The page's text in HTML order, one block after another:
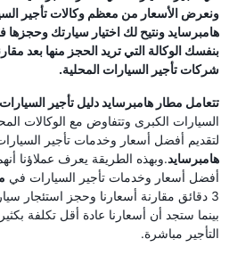
ونعرض الأسعار من معظم وكالات تأجير
هامبرسايدونتيح لك اختيار سيارتك
بنفسك الوكالة التي تريد الحجز منها بعد
شركات تأجير السيارات المحلية.
تتعامل مطار هامبرسايددليل تأجير السيارات
السيارات الكبرى وتتفاوض مع الوكالات
لتقديم أفضل أسعار وخدمات تأجير
هامبرسايد.وبهذه الطريقة يعرف عملاؤنا
أفضل أسعار وخدمات تأجير السيارات في
3 دقائق مقارنة أسعارنا وحجز استئجار سيارتك في
بينما ستجد أن أسعارنا عادة أقل تكلفة
التأجير مباشرة.